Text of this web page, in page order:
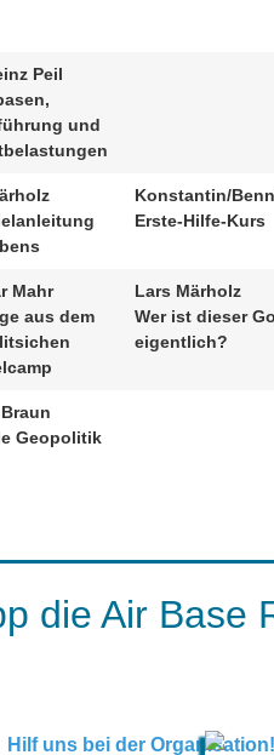
Peil
und
Konstantin/
Erste-Hilfe-Kurs
Mahr
aus dem
Lars Märholz
Wer ist dieser
eigentlich?
Geopolitik
die Air Base